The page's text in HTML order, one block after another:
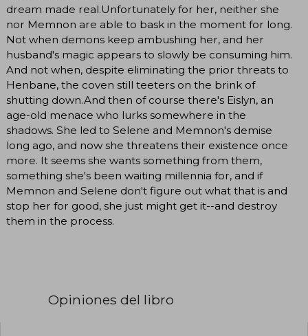
dream made real.Unfortunately for her, neither she
nor Memnon are able to bask in the moment for long.
Not when demons keep ambushing her, and her
husband's magic appears to slowly be consuming him.
And not when, despite eliminating the prior threats to
Henbane, the coven still teeters on the brink of
shutting down.And then of course there's Eislyn, an
age-old menace who lurks somewhere in the
shadows. She led to Selene and Memnon's demise
long ago, and now she threatens their existence once
more. It seems she wants something from them,
something she's been waiting millennia for, and if
Memnon and Selene don't figure out what that is and
stop her for good, she just might get it--and destroy
them in the process.
Opiniones del libro